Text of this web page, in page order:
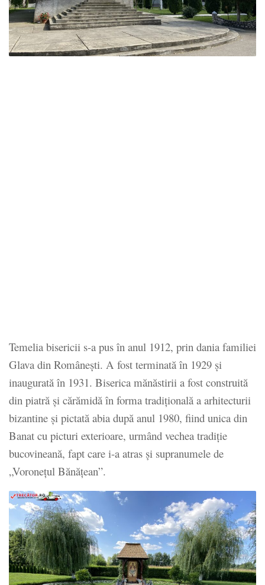
Temelia bisericii s-a pus în anul 1912, prin dania familiei
Glava din Româneşti. A fost terminată în 1929 şi
inaugurată în 1931. Biserica mănăstirii a fost construită
din piatră şi cărămidă în forma tradiţională a arhitecturii
bizantine şi pictată abia după anul 1980, fiind unica din
Banat cu picturi exterioare, urmând vechea tradiţie
bucovineană, fapt care i-a atras şi supranumele de
„Voroneţul Bănăţean”.